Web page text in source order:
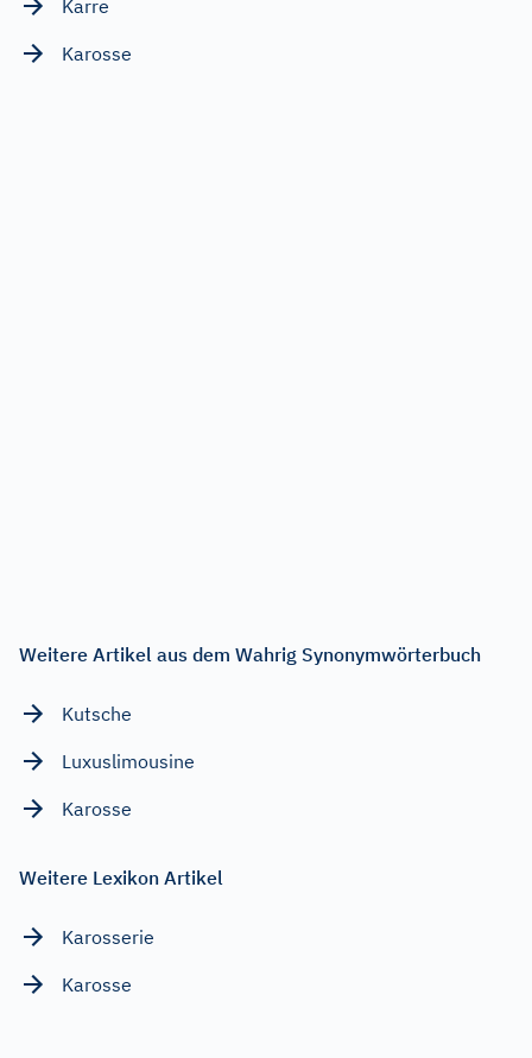
Karre
Karosse
Weitere Artikel aus dem Wahrig Synonymwörterbuch
Kutsche
Luxuslimousine
Karosse
Weitere Lexikon Artikel
Karosserie
Karosse